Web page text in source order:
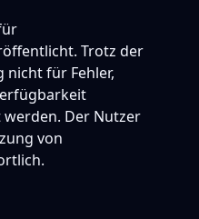
Trotz der
nicht für Fehler,
Der Nutzer
von